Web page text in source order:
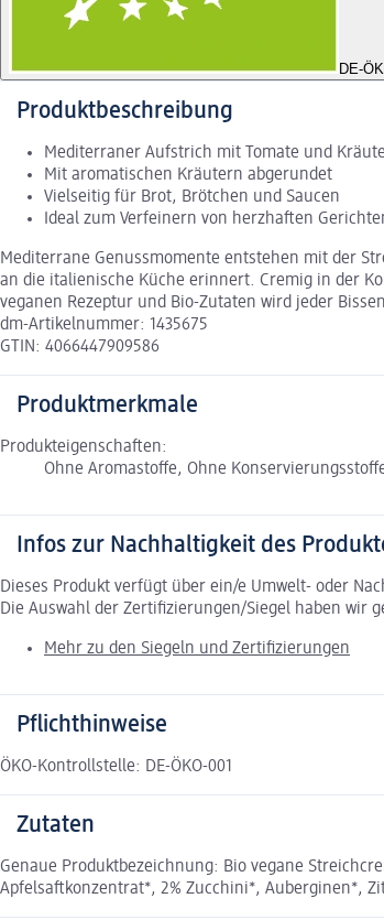
DE-
Produktbeschreibung
Mediterraner Aufstrich mit Tomate und
Mit aromatischen Kräutern abgerundet
Vielseitig für Brot, Brötchen und Saucen
Ideal zum Verfeinern von herzhaften
Mediterrane Genussmomente entstehen mit der
an die italienische Küche erinnert. Cremig in der
veganen Rezeptur und Bio-Zutaten wird jeder
dm-Artikelnummer: 1435675
GTIN: 4066447909586
Produktmerkmale
Produkteigenschaften:
Ohne Aromastoffe, Ohne
Infos zur Nachhaltigkeit des
Dieses Produkt verfügt über ein/e Umwelt- oder
Die Auswahl der Zertifizierungen/Siegel haben wir
Mehr zu den Siegeln und Zertifizierungen
Pflichthinweise
ÖKO-Kontrollstelle: DE-ÖKO-001
Zutaten
Genaue Produktbezeichnung: Bio vegane
Apfelsaftkonzentrat*, 2% Zucchini*, Auberginen*,